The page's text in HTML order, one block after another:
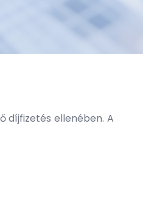
díjfizetés ellenében. A